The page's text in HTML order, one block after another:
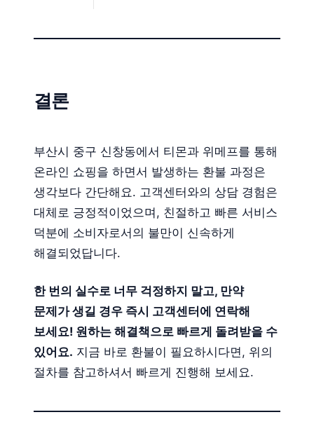
결론
부산시 중구 신창동에서 티몬과 위메프를 통해
온라인 쇼핑을 하면서 발생하는 환불 과정은
생각보다 간단해요. 고객센터와의 상담 경험은
대체로 긍정적이었으며, 친절하고 빠른 서비스
덕분에 소비자로서의 불만이 신속하게
해결되었답니다.
한 번의 실수로 너무 걱정하지 말고, 만약
문제가 생길 경우 즉시 고객센터에 연락해
보세요! 원하는 해결책으로 빠르게 돌려받을 수
있어요. 지금 바로 환불이 필요하시다면, 위의
절차를 참고하셔서 빠르게 진행해 보세요.